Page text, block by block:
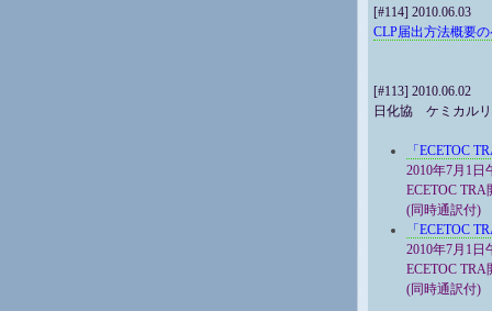
[#114] 2010.06.03
CLP届出方法概要
[#113] 2010.06.02
日化協 ケミカル
「ECETOC
2010年7月1日
ECETOC TRA
(同時通訳付)
「ECETOC
2010年7月1日
ECETOC TRA
(同時通訳付)